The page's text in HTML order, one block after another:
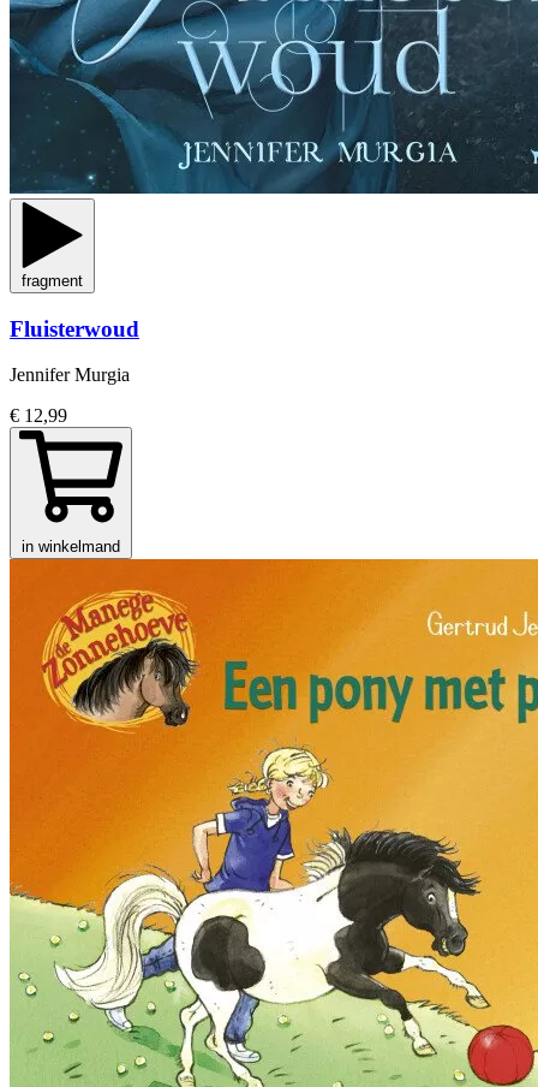
fragment
Fluisterwoud
Jennifer Murgia
€ 12,99
in winkelmand